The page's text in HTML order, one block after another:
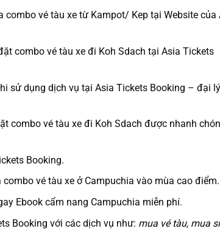
combo vé tàu xe từ Kampot/ Kep tại Website của
combo vé tàu xeđi Koh Sdach tại Asia Tickets
sử dụng dịch vụ tại Asia Tickets Booking – đại
combo vé tàu xe đi Koh Sdach được nhanh
Booking.
combo vé tàu xe ở Campuchia vào mùa cao điểm.
Ebook cẩm nang Campuchia miễn phí.
Booking với các dịch vụ như: mua vé tàu, mua